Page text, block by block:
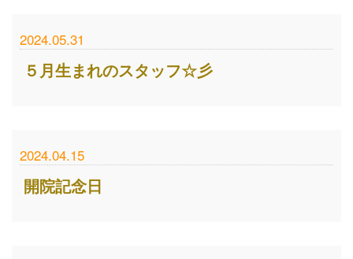
2024.05.31
５月生まれのスタッフ☆彡
2024.04.15
開院記念日